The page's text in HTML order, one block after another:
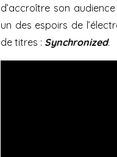
d’accroître son
un des espoirs de
de titres : Synchronized.